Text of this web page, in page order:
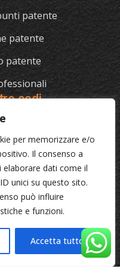
per memorizzare e/o
Il consenso a
dati come il
unici su questo sito.
può influire
e funzioni.
Accetta tutto
patente
patente
patente
sedi
(Ca)
04046040921 •Privacy